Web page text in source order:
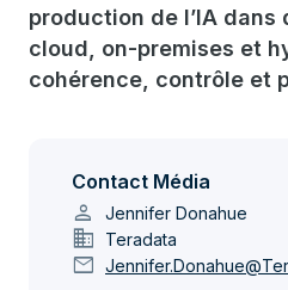
production de l’IA dans
cloud, on-premises et
cohérence, contrôle et
Contact Média
person Jennifer Donahue
domain Teradata
mail